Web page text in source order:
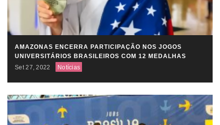
AMAZONAS ENCERRA PARTICIPAÇÃO NOS JOGOS
UNIVERSITÁRIOS BRASILEIROS COM 12 MEDALHAS
Set 27, 2022
Notícias